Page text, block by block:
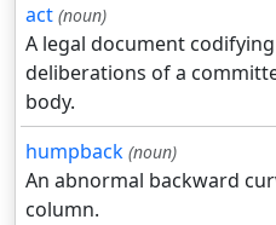
act (noun)
A legal document
deliberations of a
body.
humpback (noun)
An abnormal backward
column.